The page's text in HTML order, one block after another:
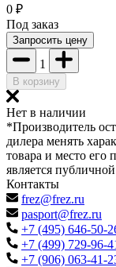
0 ₽
Под заказ
Запросить цену
1
В корзину
Нет в наличии
*Производитель
дилера менять
товара и место его
является
Контакты
frez@frez.ru
pasport@frez.ru
+7 (495) 646-50-
+7 (499) 729-96-
+7 (906) 063-41-